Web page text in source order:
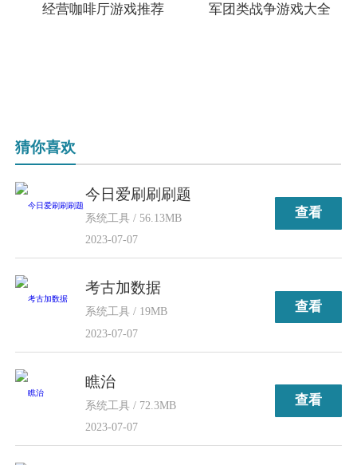
经营咖啡厅游戏推荐 军团类战争游戏大全
猜你喜欢
今日爱刷刷刷题
系统工具 / 56.13MB
2023-07-07
查看
考古加数据
系统工具 / 19MB
2023-07-07
查看
瞧治
系统工具 / 72.3MB
2023-07-07
查看